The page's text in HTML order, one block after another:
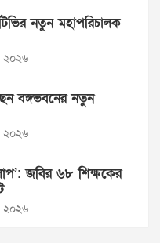
নতুন মহাপরিচালক
২০২৬
বঙ্গভবনের নতুন
২০২৬
জবির ৬৮ শিক্ষকের
২০২৬